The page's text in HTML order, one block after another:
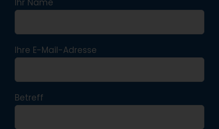
Ihre E-Mail-Adresse
Betreff